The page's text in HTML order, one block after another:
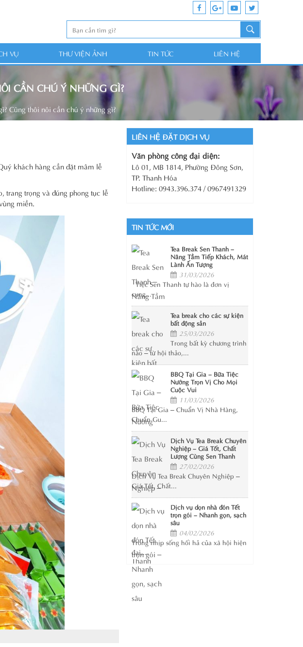
VỤ THƯ VIỆN ẢNH TIN TỨC LIÊN HỆ
CẦN CHÚ Ý NHỮNG GÌ?
Cũng thôi nôi cần chú ý những gì?
khách hàng cần đặt mâm lễ
trang trọng và đúng phong tục lễ
miền.
LIÊN HỆ ĐẶT DỊCH VỤ
Văn phòng công đại diện:
Lô 01, MB 1814, Phường Đông Sơn,
TP. Thanh Hóa
Hotline: 0943.396.374 / 0967491329
TIN TỨC MỚI
Tea Break Sen Thanh –
Nâng Tầm Tiếp Khách, Mát
Lành Ấn Tượng
31/03/2026
Tiệc Sen Thanh tự hào là đơn vị
cung...
Tea break cho các sự kiện
bất động sản
25/03/2026
Trong bất kỳ chương trình
nào – từ hội thảo,...
BBQ Tại Gia – Bữa Tiệc
Nướng Trọn Vị Cho Mọi
Cuộc Vui
11/03/2026
BBQ Tại Gia – Chuẩn Vị Nhà Hàng,
Chuẩn Gu...
Dịch Vụ Tea Break Chuyên
Nghiệp – Giá Tốt, Chất
Lượng Cùng Sen Thanh
27/02/2026
Dịch Vụ Tea Break Chuyên Nghiệp –
Giá Tốt, Chất...
Dịch vụ dọn nhà đón Tết
trọn gói – Nhanh gọn, sạch
sâu
04/02/2026
Trong nhịp sống hối hả của xã hội hiện
đại,...